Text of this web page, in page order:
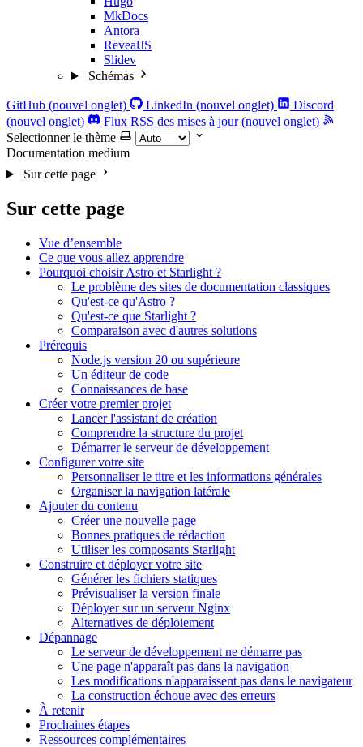
MkDocs
Antora
RevealJS
Slidev
Schémas
GitHub (nouvel onglet) LinkedIn (nouvel onglet)
Discord
(nouvel onglet)
Flux RSS des mises à jour (nouvel onglet)
Selectionner le thème
Documentation medium
Sur cette page
Sur cette page
Vue d’ensemble
Ce que vous allez apprendre
Pourquoi choisir Astro et Starlight ?
Le problème des sites de documentation classiques
Qu'est-ce qu'Astro ?
Qu'est-ce que Starlight ?
Comparaison avec d'autres solutions
Prérequis
Node.js version 20 ou supérieure
Un éditeur de code
Connaissances de base
Créer votre premier projet
Lancer l'assistant de création
Comprendre la structure du projet
Démarrer le serveur de développement
Configurer votre site
Personnaliser le titre et les informations générales
Organiser la navigation latérale
Ajouter du contenu
Créer une nouvelle page
Bonnes pratiques de rédaction
Utiliser les composants Starlight
Construire et déployer votre site
Générer les fichiers statiques
Prévisualiser la version finale
Déployer sur un serveur Nginx
Alternatives de déploiement
Dépannage
Le serveur de développement ne démarre pas
Une page n'apparaît pas dans la navigation
Les modifications n'apparaissent pas dans le navigateur
La construction échoue avec des erreurs
À retenir
Prochaines étapes
Ressources complémentaires